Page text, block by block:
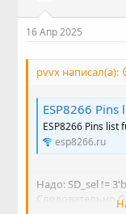
е
м
ч
16 Апр 2025
pvvx написал(а):
ESP8266 Pins
ESP8266 Pins list
esp8266.ru
Надо: SD_sel !=
Следовательно